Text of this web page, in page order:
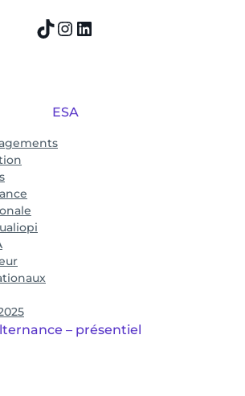
TikTok
Instagram
LinkedIn
ESA
– présentiel